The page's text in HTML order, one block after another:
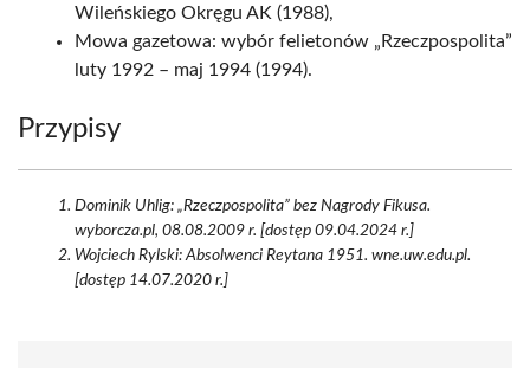
Wileńskiego Okręgu AK (1988),
Mowa gazetowa: wybór felietonów „Rzeczpospolita”
luty 1992 – maj 1994 (1994).
Przypisy
Dominik Uhlig: „Rzeczpospolita” bez Nagrody Fikusa.
wyborcza.pl, 08.08.2009 r. [dostęp 09.04.2024 r.]
Wojciech Rylski: Absolwenci Reytana 1951. wne.uw.edu.pl.
[dostęp 14.07.2020 r.]